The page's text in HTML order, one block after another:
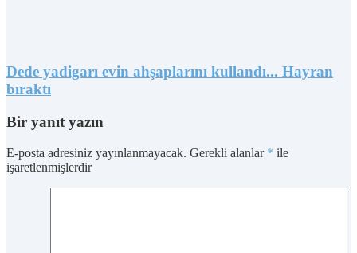
Dede yadigarı evin ahşaplarını kullandı... Hayran
bıraktı
Bir yanıt yazın
E-posta adresiniz yayınlanmayacak. Gerekli alanlar * ile
işaretlenmişlerdir